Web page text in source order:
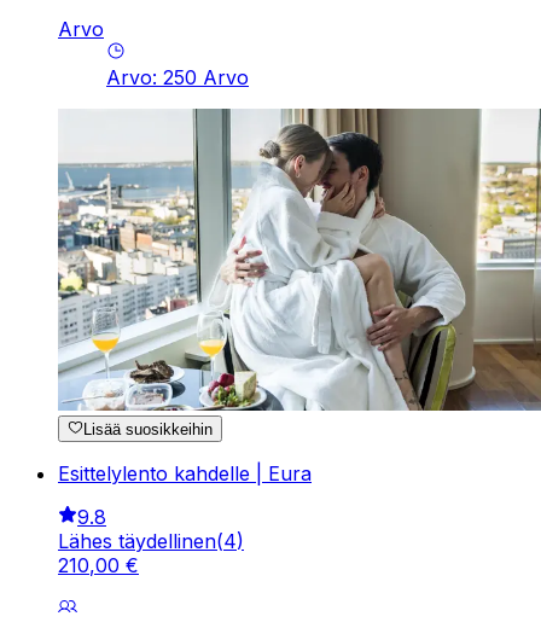
Arvo
Arvo: 250 Arvo
Lisää suosikkeihin
Esittelylento kahdelle | Eura
9.8
Lähes täydellinen(4)
210,00 €